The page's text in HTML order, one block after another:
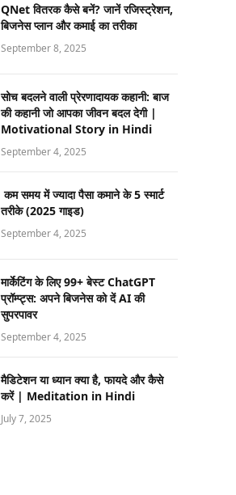
QNet वितरक कैसे बनें? जानें रजिस्ट्रेशन,
बिजनेस प्लान और कमाई का तरीका
September 8, 2025
सोच बदलने वाली प्रेरणादायक कहानी: बाज
की कहानी जो आपका जीवन बदल देगी |
Motivational Story in Hindi
September 4, 2025
कम समय में ज्यादा पैसा कमाने के 5 स्मार्ट
तरीके (2025 गाइड)
September 4, 2025
मार्केटिंग के लिए 99+ बेस्ट ChatGPT
प्रॉम्प्ट्स: अपने बिजनेस को दें AI की
सुपरपावर
September 4, 2025
मैडिटेशन या ध्यान क्या है, फायदे और कैसे
करें | Meditation in Hindi
July 7, 2025